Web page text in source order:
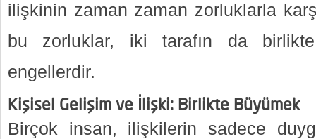
ilişkinin zaman zaman zorluklarla
bu zorluklar, iki tarafın da birlikte
engellerdir.
Kişisel Gelişim ve İlişki: Birlikte Büyümek
Birçok insan, ilişkilerin sadece